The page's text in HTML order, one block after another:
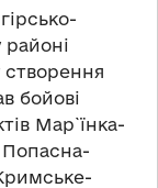
бойові
Мар`їнка-
Попасна-